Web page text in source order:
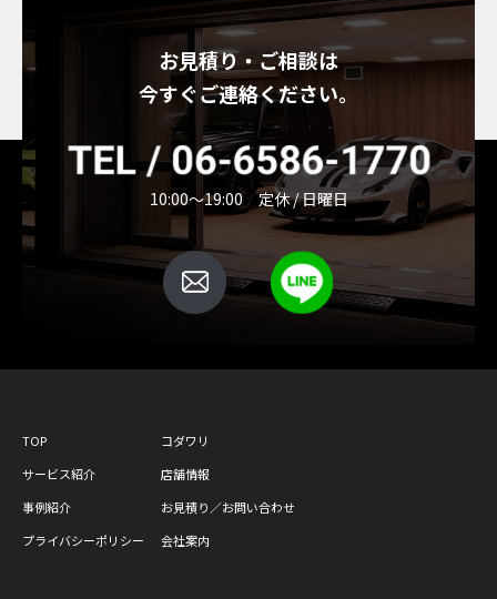
お見積り・ご相談は
今すぐご連絡ください。
10:00～19:00 定休 / 日曜日
TOP
コダワリ
サービス紹介
店舗情報
事例紹介
お見積り／お問い合わせ
プライバシーポリシー
会社案内